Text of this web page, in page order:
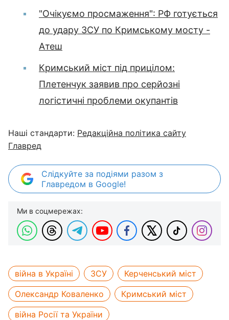
"Очікуємо просмаження": РФ готується
до удару ЗСУ по Кримському мосту -
Атеш
Кримський міст під прицілом:
Плетенчук заявив про серйозні
логістичні проблеми окупантів
Наші стандарти: Редакційна політика сайту
Главред
Слідкуйте за подіями разом з
Главредом в Google!
Ми в соцмережах:
війна в Україні ЗСУ
Керченський міст
Олександр Коваленко
Кримський міст
війна Росії та України